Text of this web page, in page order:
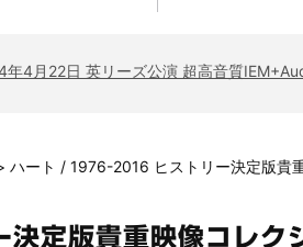
月8+9日 コロラド州 2公演 SBD 完全収録！
4月22日 英リーズ公演 超高音質
年6月15日 リスボン公演 FHD 完全収録！
2024年6月1日 英国シェフィールド公演
ハート / 1976-2016 ヒストリー決定版貴
定版貴重映像コレ